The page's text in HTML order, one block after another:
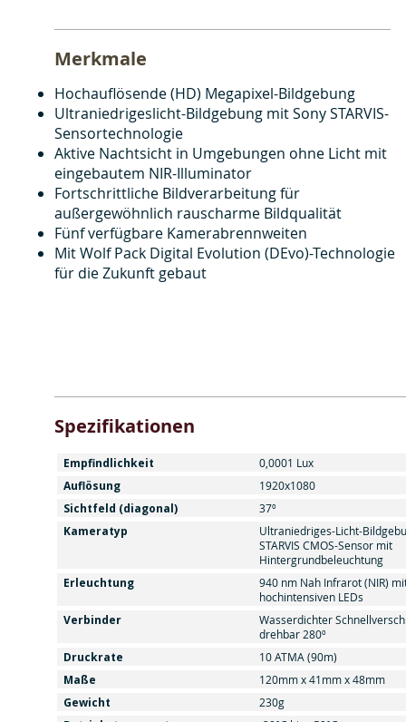
Merkmale
Hochauflösende (HD) Megapixel-Bildgebung
Ultraniedrigeslicht-Bildgebung mit Sony STARVIS-
Sensortechnologie
Aktive Nachtsicht in Umgebungen ohne Licht mit
eingebautem NIR-Illuminator
Fortschrittliche Bildverarbeitung für
außergewöhnlich rauscharme Bildqualität
Fünf verfügbare Kamerabrennweiten
Mit Wolf Pack Digital Evolution (DEvo)-Technologie
für die Zukunft gebaut
Spezifikationen
Empfindlichkeit 0,0001 Lux
Auflösung 1920x1080
Sichtfeld (diagonal) 37º
Kameratyp
Ultraniedriges-Licht-
STARVIS CMOS-Sensor mit
Hintergrundbeleuchtung
Erleuchtung
940 nm Nah Infrarot (NIR)
hochintensiven LEDs
Verbinder
Wasserdichter
drehbar 280º
Druckrate 10 ATMA (90m)
Maße 120mm x 41mm x 48mm
Gewicht 230g